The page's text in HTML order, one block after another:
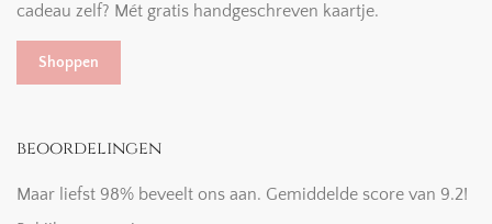
cadeau zelf? Mét gratis handgeschreven kaartje.
Shoppen
beoordelingen
Maar liefst 98% beveelt ons aan. Gemiddelde score van 9.2!